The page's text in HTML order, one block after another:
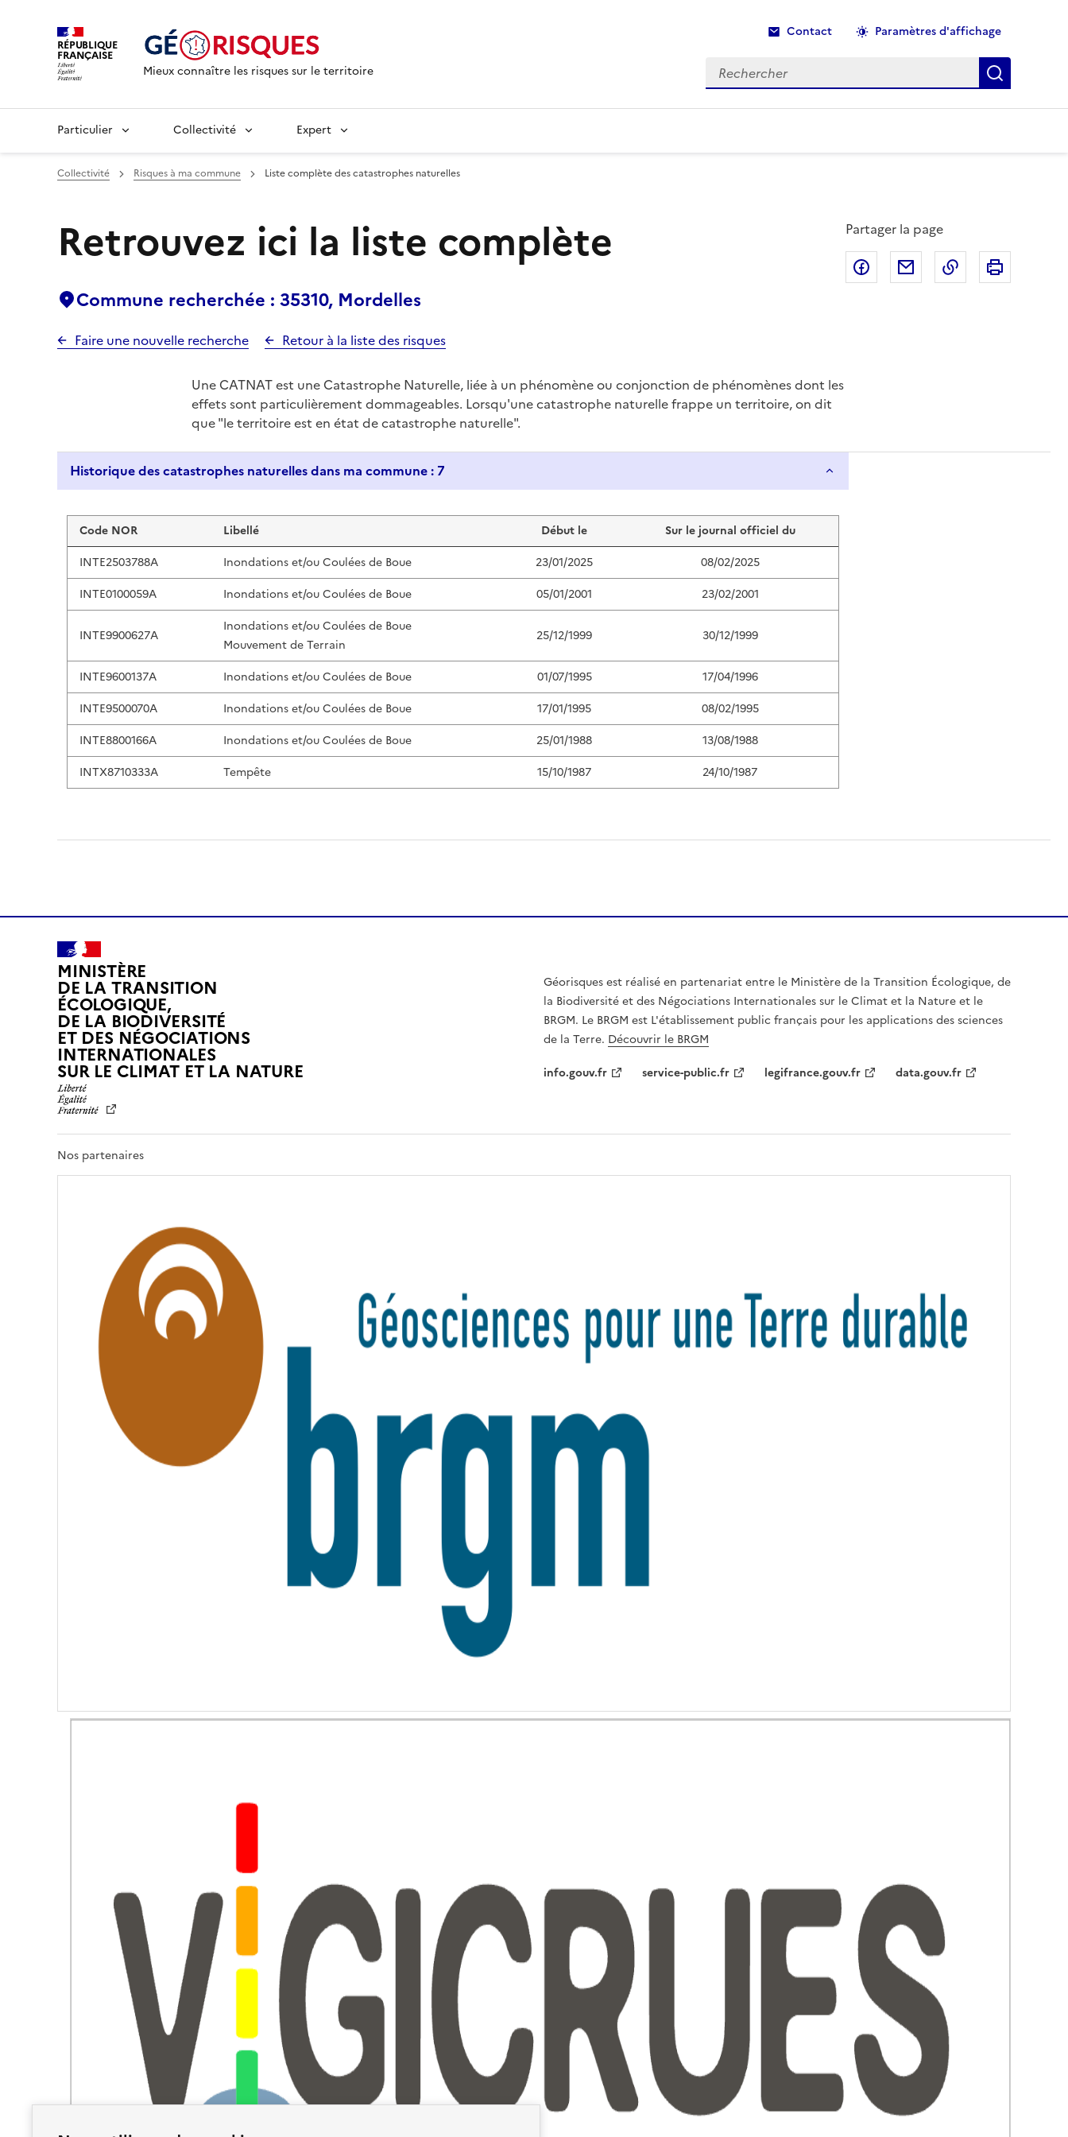
RÉPUBLIQUE
FRANÇAISE
Mieux connaître les risques sur le territoire
Contact Paramètres d'affichage
Rechercher Recherche
Particulier Collectivité Expert
Collectivité Risques à ma commune Liste complète des catastrophes naturelles
Retrouvez ici la liste complète
Commune recherchée : 35310, Mordelles
Faire une nouvelle recherche Retour à la liste des risques
Partager la page
Partager sur Facebook
Partager par email
Copier dans le
Une CATNAT est une Catastrophe Naturelle, liée à un phénomène ou conjonction de phénomènes dont les
effets sont particulièrement dommageables. Lorsqu'une catastrophe naturelle frappe un territoire, on dit
que "le territoire est en état de catastrophe naturelle".
Historique des catastrophes naturelles dans ma commune : 7
Liste de résultats
Code NOR Libellé Début le
Sur le journal officiel du
INTE2503788A
Inondations et/ou Coulées de Boue 23/01/2025
08/02/2025
INTE0100059A
Inondations et/ou Coulées de Boue 05/01/2001 23/02/2001
INTE9900627A
Inondations et/ou Coulées de Boue
Mouvement de Terrain
25/12/1999 30/12/1999
INTE9600137A Inondations et/ou Coulées de Boue 01/07/1995
17/04/1996
INTE9500070A
Inondations et/ou Coulées de Boue 17/01/1995
08/02/1995
INTE8800166A
Inondations et/ou Coulées de Boue 25/01/1988
13/08/1988
INTX8710333A
Tempête 15/10/1987 24/10/1987
MINISTÈRE
DE LA TRANSITION
ÉCOLOGIQUE,
DE LA BIODIVERSITÉ
ET DES NÉGOCIATIONS
INTERNATIONALES
SUR LE CLIMAT ET LA NATUREL
R
É
R
R
N
T
Géorisques est réalisé en partenariat entre le Ministère de la Transition Écologique, de
la Biodiversité et des Négociations Internationales sur le Climat et la Nature et le
BRGM. Le BRGM est L'établissement public français pour les applications des sciences
de la Terre. Découvrir le BRGM
info.gouv.fr
service-public.fr legifrance.gouv.fr data.gouv.fr
Nos partenaires